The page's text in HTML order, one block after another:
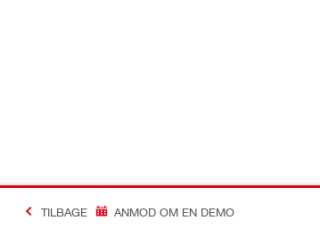
TILBAGE ANMOD OM EN DEMO